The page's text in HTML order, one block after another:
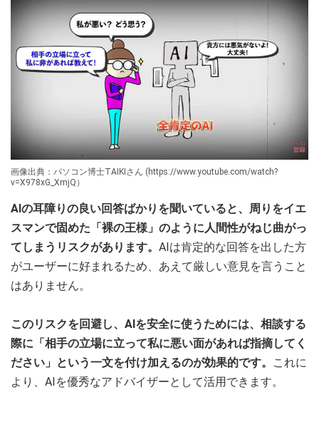
画像出典：パソコン博士TAIKIさん (https://www.youtube.com/watch?
v=X978xG_XmjQ）
AIの耳障りの良い回答ばかりを聞いていると、周りをイエ
スマンで固めた「裸の王様」のように人間性がねじ曲がっ
てしまうリスクがあります。 AIは肯定的な回答を出した方
がユーザーに好まれるため、あえて厳しい意見を言うこと
はありません。
このリスクを回避し、AIを安全に使うためには、相談する
際に「相手の立場に立って私に悪い面があれば指摘してく
ださい」という一文を付け加えるのが効果的です。
これに
より、AIを優秀なアドバイザーとして活用できます。